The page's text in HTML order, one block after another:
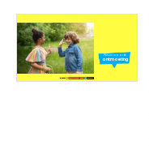
Nieuw woord:
ontmoeting